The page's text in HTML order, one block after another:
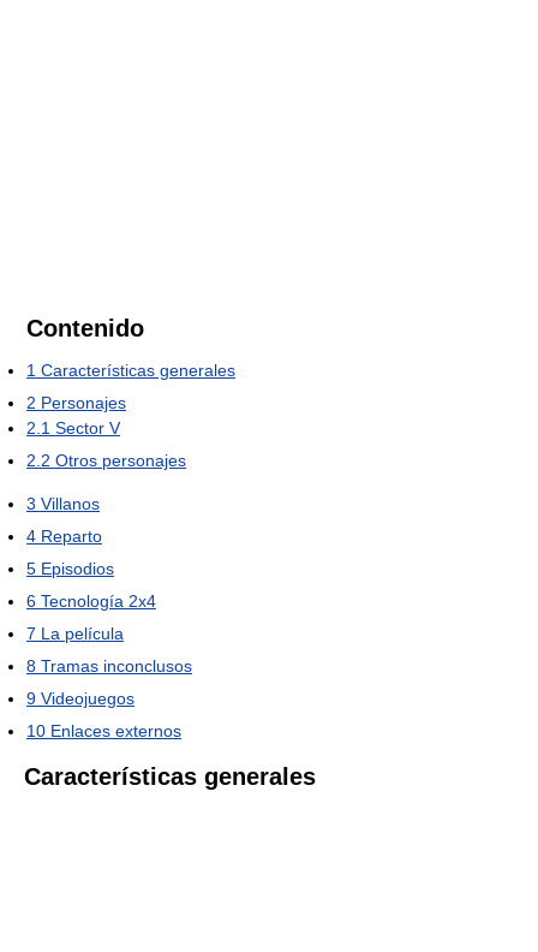
Contenido
1 Características generales
2 Personajes
2.1 Sector V
2.2 Otros personajes
3 Villanos
4 Reparto
5 Episodios
6 Tecnología 2x4
7 La película
8 Tramas inconclusos
9 Videojuegos
10 Enlaces externos
Características generales